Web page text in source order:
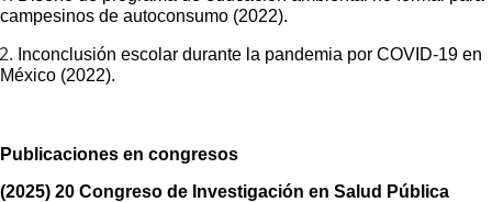
campesinos de autoconsumo (2022).
2. Inconclusión escolar durante la pandemia por COVID-19 en
México (2022).
Publicaciones en congresos
(2025) 20 Congreso de Investigación en Salud Pública